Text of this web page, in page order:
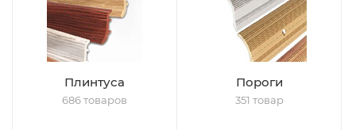
Плинтуса
686 товаров
Пороги
351 товар